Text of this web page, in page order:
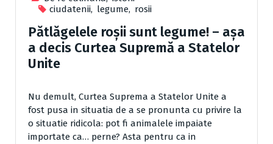
ciudatenii, legume, rosii
Pătlăgelele roşii sunt legume! – aşa
a decis Curtea Supremă a Statelor
Unite
Nu demult, Curtea Suprema a Statelor Unite a
fost pusa in situatia de a se pronunta cu privire la
o situatie ridicola: pot fi animalele impaiate
importate ca… perne? Asta pentru ca in